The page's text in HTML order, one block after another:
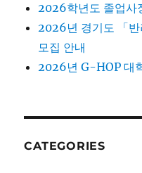
2026학년도 졸업사
2026년 경기도 「
모집 안내
2026년 G-HOP 대
CATEGORIES